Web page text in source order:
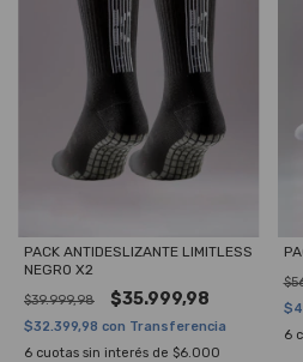
PACK ANTIDESLIZANTE LIMITLESS
NEGRO X2
$39.999,98 $35.999,98
$32.399,98 con Transferencia
6 cuotas sin interés de $6.000
6